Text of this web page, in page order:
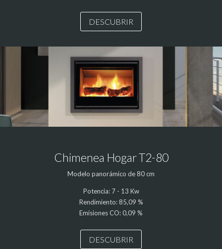
DESCUBRIR
Chimenea Hogar T2-80
Modelo panorámico de 80 cm
Potencia: 7 - 13 Kw
Rendimiento: 85,09 %
Emisiones CO: 0,09 %
DESCUBRIR